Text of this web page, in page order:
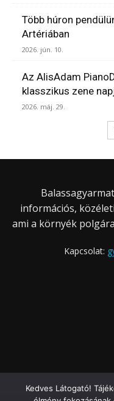
Több húron
Artériában
2026. jún. 10.
Az AlisAdam
klasszikus zene
2026. máj. 29.
információs,
ami a környék
Kapcsolat:
Kedves Látogató!